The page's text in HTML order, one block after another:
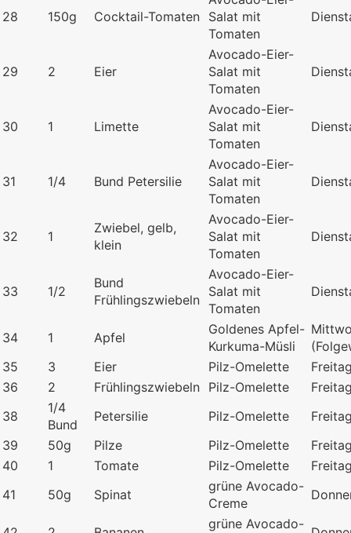
28 150g Cocktail-Tomaten Salat mit
Tomaten
29 2 Eier
Avocado-Eier-
Salat mit
Tomaten
30 1 Limette
Avocado-Eier-
Salat mit
Tomaten
31 1/4 Bund Petersilie
Avocado-Eier-
Salat mit
Tomaten
32 1
Zwiebel, gelb,
klein
Avocado-Eier-
Salat mit
Tomaten
33 1/2
Bund
Frühlingszwiebeln
Avocado-Eier-
Salat mit
Tomaten
34 1 Apfel
Goldenes Apfel-
Kurkuma-Müsli
35
3 Eier Pilz-Omelette
36
2 Frühlingszwiebeln Pilz-Omelette
38
1/4
Bund
Petersilie Pilz-Omelette
39
50g Pilze Pilz-Omelette
40
1 Tomate Pilz-Omelette
41
50g Spinat
grüne Avocado-
Creme
grüne Avocado-